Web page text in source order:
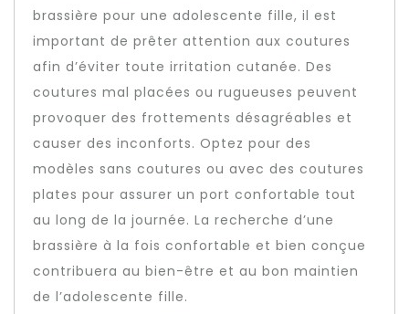
brassière pour une adolescente fille, il est
important de prêter attention aux coutures
afin d’éviter toute irritation cutanée. Des
coutures mal placées ou rugueuses peuvent
provoquer des frottements désagréables et
causer des inconforts. Optez pour des
modèles sans coutures ou avec des coutures
plates pour assurer un port confortable tout
au long de la journée. La recherche d’une
brassière à la fois confortable et bien conçue
contribuera au bien-être et au bon maintien
de l’adolescente fille.